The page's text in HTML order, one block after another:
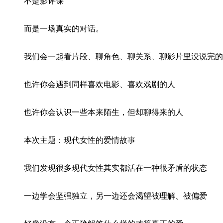
而是一场真实的对话。
我们会一起看片段、聊角色、聊关系、聊影片里没说完
也许你会遇到同样喜欢电影、喜欢戏剧的人
也许你会认识一些本来陌生，但却聊得来的人
本次主题：现代女性的爱情故事
我们发现很多现代女性其实都活在一种很矛盾的状态
一边学会坚强独立，另一边还会渴望被理解、被偏爱